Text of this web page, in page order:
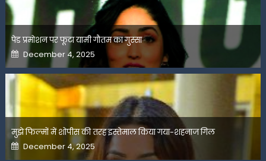
पेड प्रमोशन पर फूटा यामी गौतम का गुस्सा
Posted
on
December 4, 2025
मुझे फिल्मों में शोपीस की तरह इस्तेमाल किया गया-शहनाज गिल
Posted
on
December 4, 2025